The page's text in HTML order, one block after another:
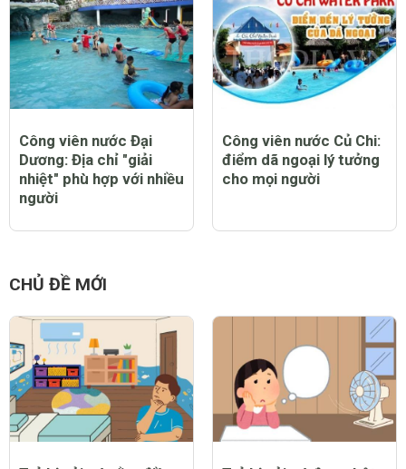
Có gì ở Royal City -
nhà lớn nhất Đông Nam
Á?
Công viên nước Bình
những trải nghiệm thú
vị cùng nước
Công viên nước Đại
Dương: Địa chỉ "giải
nhiệt" phù hợp với nhiều
người
Công viên nước Củ Chi:
điểm dã ngoại lý tưởng
cho mọi người